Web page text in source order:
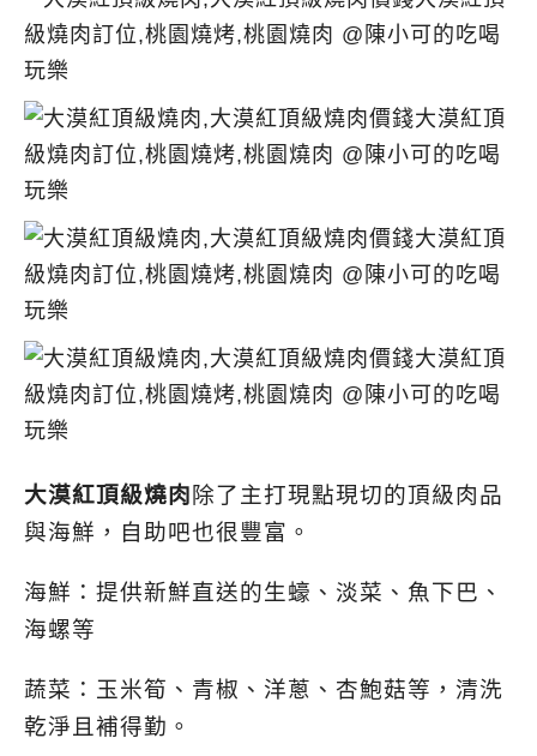
大漠紅頂級燒肉 除了主打現點現切的頂級肉品
與海鮮，自助吧也很豐富。
海鮮： 提供新鮮直送的生蠔、淡菜、魚下巴、
海螺等
蔬菜： 玉米筍、青椒、洋蔥、杏鮑菇等，清洗
乾淨且補得勤。